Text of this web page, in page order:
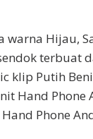
warna Hijau,
terbuat
klip Putih
Hand
Phone